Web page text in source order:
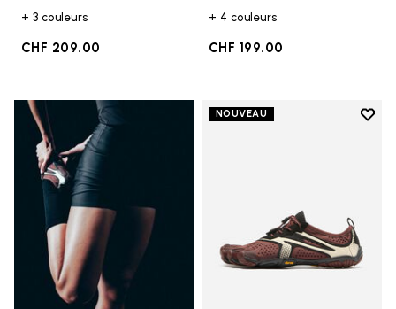
+ 3 couleurs
CHF 209.00
+ 4 couleurs
CHF 199.00
NOUVEAU
Add